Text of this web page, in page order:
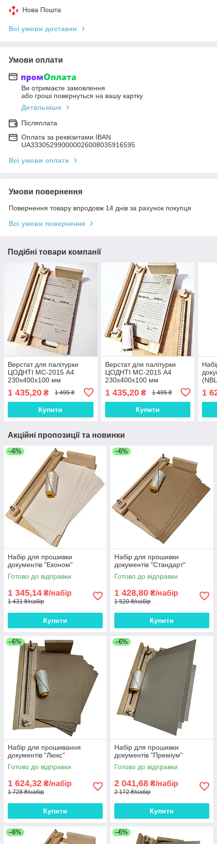
Нова Пошта
Всі умови доставки
Умови оплати
Ви отримаєте замовлення
або гроші повернуться на вашу картку
Детальніше
Післяплата
Оплата за реквізитами IBAN
UA333052990000026008035916595
Всі умови оплати
Умови повернення
Повернення товару впродовж 14 днів за рахунок покупця
Всі умови повернення
Подібні товари компанії
Верстат для палітурки
ЦОДНТІ МС-2015 А4
230x400x100 мм
230/400/5)
1 435,20 ₴ 1 495 ₴
Купити
Верстат для палітурки
ЦОДНТІ МС-2015 А4
230x400x100 мм
230/400/2)
1 435,20₴ 1 495 ₴
Купити
1
Акційні пропозиції та новинки
–6%
Набір для прошивки
документів "Економ"
Готово до відправки
1 345,14 ₴/набір
1 431 ₴/набір
Купити
–6%
Набір для прошивки
документів "Стандарт"
Готово до відправки
1 428,80 ₴/набір
1 520 ₴/набір
Купити
–6%
Набір для прошивання
документів "Люкс"
Готово до відправки
1 624,32 ₴/набір
1 728 ₴/набір
Купити
–6%
Набір для прошивки
документів "Преміум"
Готово до відправки
2 041,68 ₴/набір
2 172 ₴/набір
Купити
–6% –6%